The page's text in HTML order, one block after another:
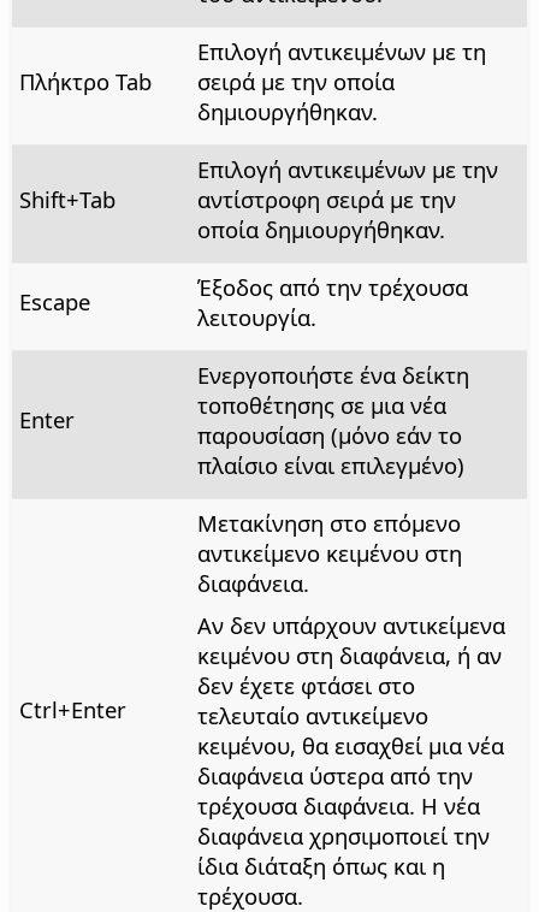
Πλήκτρο Tab
Επιλογή αντικειμένων με τη
σειρά με την οποία
δημιουργήθηκαν.
Shift+Tab
Επιλογή αντικειμένων με την
αντίστροφη σειρά με την
οποία δημιουργήθηκαν.
Escape
Έξοδος από την τρέχουσα
λειτουργία.
Enter
Ενεργοποιήστε ένα δείκτη
τοποθέτησης σε μια νέα
παρουσίαση (μόνο εάν το
πλαίσιο είναι επιλεγμένο)
Ctrl+Enter
Μετακίνηση στο επόμενο
αντικείμενο κειμένου στη
διαφάνεια.
Αν δεν υπάρχουν αντικείμενα
κειμένου στη διαφάνεια, ή αν
δεν έχετε φτάσει στο
τελευταίο αντικείμενο
κειμένου, θα εισαχθεί μια νέα
διαφάνεια ύστερα από την
τρέχουσα διαφάνεια. Η νέα
διαφάνεια χρησιμοποιεί την
ίδια διάταξη όπως και η
τρέχουσα.